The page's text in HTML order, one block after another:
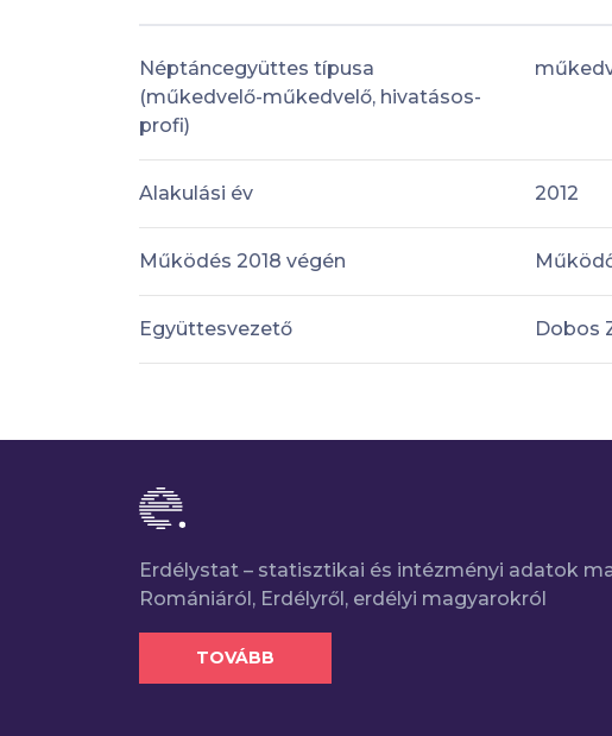
Néptáncegyüttes típusa
(műkedvelő-műkedvelő, hivatásos-
profi)
Alakulási év 2012
Működés 2018 végén
Együttesvezető Dobos
Erdélystat – statisztikai és intézményi adatok
Romániáról, Erdélyről, erdélyi magyarokról
TOVÁBB